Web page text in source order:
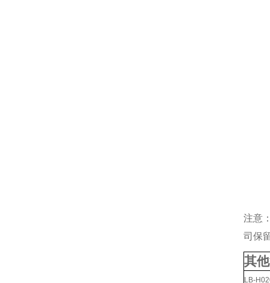
注意
司保
其
LB-